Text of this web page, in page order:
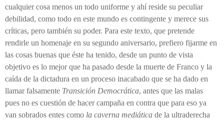
cualquier cosa menos un todo uniforme y ahí reside su peculiar
debilidad, como todo en este mundo es contingente y merece sus
críticas, pero también su poder. Para este texto, que pretende
rendirle un homenaje en su segundo aniversario, prefiero fijarme en
las cosas buenas que éste ha tenido, desde un punto de vista
objetivo es lo mejor que ha pasado desde la muerte de Franco y la
caída de la dictadura en un proceso inacabado que se ha dado en
llamar falsamente Transición Democrática, antes que las malas
pues no es cuestión de hacer campaña en contra que para eso ya
van sobrados entes como la caverna mediática de la ultraderecha